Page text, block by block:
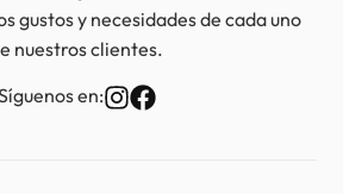
gustos y necesidades de cada uno
nuestros clientes.
en: